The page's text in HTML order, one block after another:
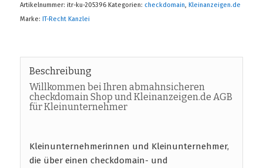
Artikelnummer: itr-ku-205396 Kategorien: checkdomain, Kleinanzeigen.de
Marke: IT-Recht Kanzlei
Beschreibung
Willkommen bei Ihren abmahnsicheren
checkdomain Shop und Kleinanzeigen.de AGB
für Kleinunternehmer
Kleinunternehmerinnen und Kleinunternehmer,
die über einen checkdomain- und